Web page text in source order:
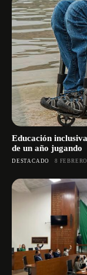
Educación
de un año jugando
DESTACADO 8